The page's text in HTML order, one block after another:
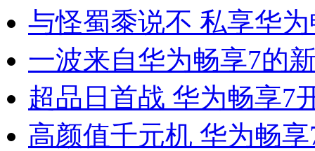
与怪蜀黍说不 私享华
一波来自华为畅享7的
超品日首战 华为畅享7
高颜值千元机 华为畅